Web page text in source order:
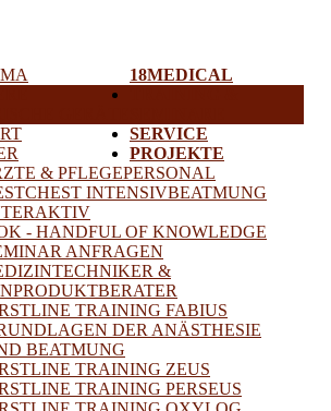
18MEDICAL
& PFLEGEPERSONAL
INTENSIVBEATMUNG
- HANDFUL OF KNOWLEDGE
ANFRAGEN
&
TRAINING FABIUS
DER ANÄSTHESIE
BEATMUNG
TRAINING ZEUS
TRAINING PERSEUS
SERVICE
PROJEKTE